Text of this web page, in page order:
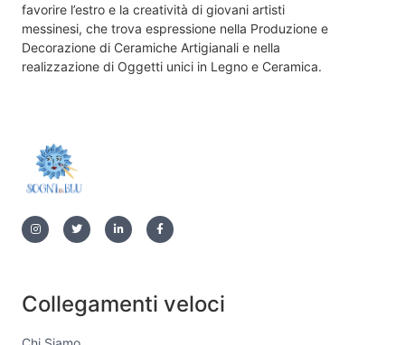
favorire l’estro e la creatività di giovani artisti
messinesi, che trova espressione nella Produzione e
Decorazione di Ceramiche Artigianali e nella
realizzazione di Oggetti unici in Legno e Ceramica.
Collegamenti veloci